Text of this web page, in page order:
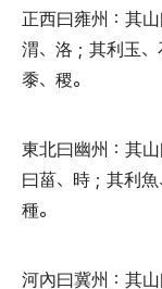
正西曰雍州 ： 其
渭、 洛 ； 其利玉、
黍、 稷。
東北曰幽州 ： 其
曰菑、 時 ； 其利魚
種。
河內曰冀州 ： 其